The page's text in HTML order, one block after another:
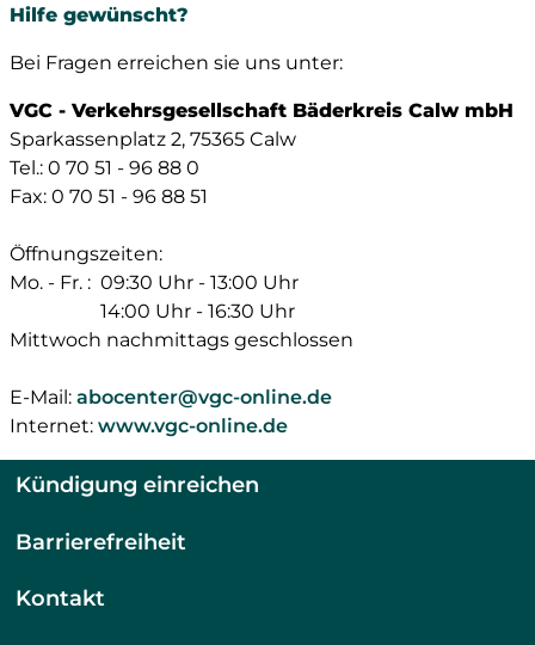
Hilfe gewünscht?
Bei Fragen erreichen sie uns unter:
VGC - Verkehrsgesellschaft Bäderkreis Calw mbH
Sparkassenplatz 2, 75365 Calw
Tel.: 0 70 51 - 96 88 0
Fax: 0 70 51 - 96 88 51
Öffnungszeiten:
Mo. - Fr. : 09:30 Uhr - 13:00 Uhr
14:00 Uhr - 16:30 Uhr
Mittwoch nachmittags geschlossen
E-Mail: abocenter@vgc-online.de
Internet: www.vgc-online.de
Kündigung einreichen
Barrierefreiheit
Kontakt